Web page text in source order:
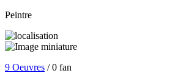
Peintre
9 Oeuvres / 0 fan